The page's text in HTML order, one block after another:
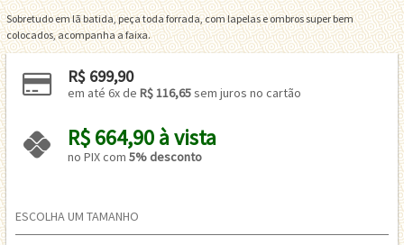
Sobretudo em lã batida, peça toda forrada, com lapelas e ombros super bem
colocados, acompanha a faixa.
R$ 699,90
em até 6x de R$ 116,65 sem juros no cartão
R$ 664,90 à vista
no PIX com 5% desconto
ESCOLHA UM TAMANHO